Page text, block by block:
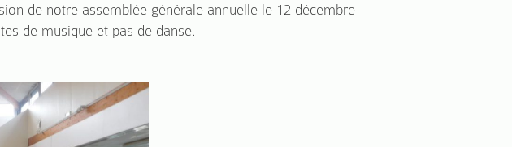
de notre assemblée générale annuelle le 12 décembre
de musique et pas de danse.